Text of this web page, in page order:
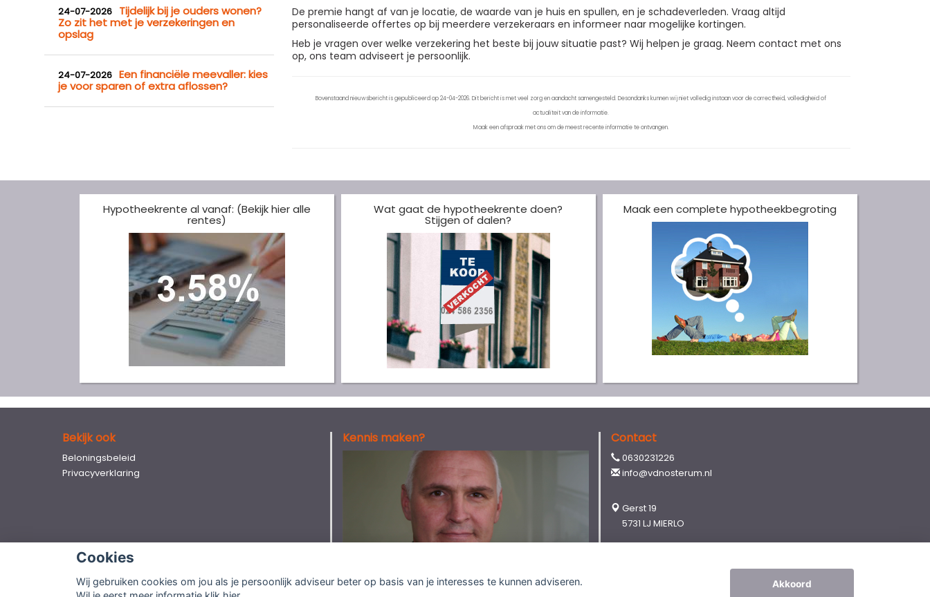
Cookies
Wij gebruiken cookies om jou als je persoonlijk adviseur beter op basis van je interesses te kunnen adviseren.
Akkoord
24-07-2026
Tijdelijk bij je ouders wonen?
Zo zit het met je verzekeringen en
opslag
24-07-2026 Een financiële meevaller: kies
je voor sparen of extra aflossen?
De premie hangt af van je locatie, de waarde van je huis en spullen, en je schadeverleden. Vraag altijd
personaliseerde offertes op bij meerdere verzekeraars en informeer naar mogelijke kortingen.
Heb je vragen over welke verzekering het beste bij jouw situatie past? Wij helpen je graag. Neem contact met ons
op, ons team adviseert je persoonlijk.
Bovenstaand nieuwsbericht is gepubliceerd op 24-04-2026. Dit bericht is met veel zorg en aandacht samengesteld. Desondanks kunnen wij niet volledig instaan voor de correctheid, volledigheid of
actualiteit van de informatie.
Maak een afspraak met ons om de meest recente informatie te ontvangen.
Hypotheekrente al vanaf: (Bekijk hier alle
rentes)
Wat gaat de hypotheekrente doen?
Stijgen of dalen?
Maak een complete hypotheekbegroting
Bekijk ook
Beloningsbeleid
Privacyverklaring
Kennis maken? Contact
0630231226
info@vdnosterum.nl
Gerst 19
5731 LJ MIERLO
© CopyrightAssupport BV2026 |Sitemap